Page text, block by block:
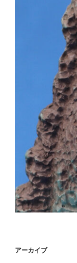
アーカイブ